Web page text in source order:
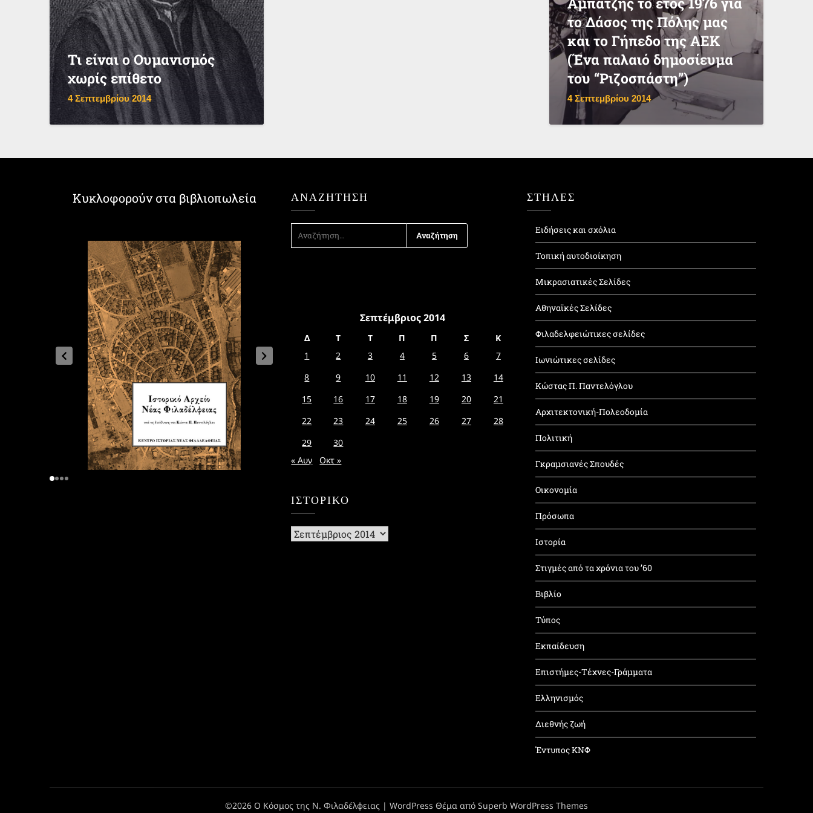
Τι είναι ο Ουμανισμός
χωρίς επίθετο
4 Σεπτεμβρίου 2014
το Δάσος της Πόλης μας
και το Γήπεδο της ΑΕΚ
(Ένα παλαιό δημοσίευμα
του “Ριζοσπάστη”)
4 Σεπτεμβρίου 2014
Κυκλοφορούν στα βιβλιοπωλεία ΑΝΑΖΉΤΗΣΗ
ΓΙΑ:
Σεπτέμβριος 2014
Δ Τ Τ Π Π Σ
Κ
1
2 3 4 5 6
7
8
9 10 11 12 13
14
15
16 17 18 19 20
21
22
23 24 25 26 27
28
29
30
« Αυγ
Οκτ »
ΙΣΤΟΡΙΚΌ
Ιστορικό
ΣΤΗΛΕΣ
Ειδήσεις και σχόλια
Τοπική αυτοδιοίκηση
Μικρασιατικές Σελίδες
Αθηναϊκές Σελίδες
Φιλαδελφειώτικες σελίδες
Ιωνιώτικες σελίδες
Κώστας Π. Παντελόγλου
Αρχιτεκτονική-Πολεοδομία
Πολιτική
Γκραμσιανές Σπουδές
Οικονομία
Πρόσωπα
Ιστορία
Στιγμές από τα χρόνια του ’60
Βιβλίο
Τύπος
Εκπαίδευση
Επιστήμες-Τέχνες-Γράμματα
Ελληνισμός
Διεθνής ζωή
Έντυπος ΚΝΦ
©2026 Ο Κόσμος της Ν. Φιλαδέλφειας | WordPress Θέμα από Superb WordPress Themes